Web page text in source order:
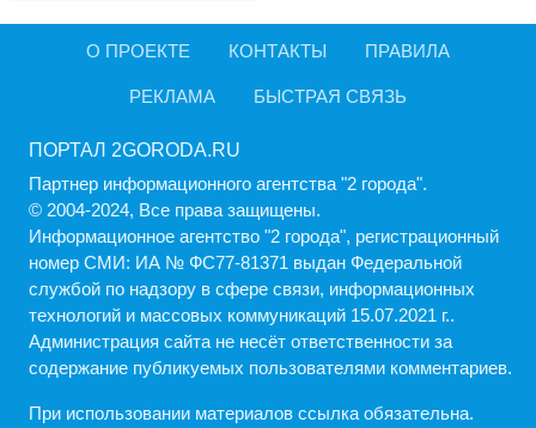
О ПРОЕКТЕ КОНТАКТЫ ПРАВИЛА
РЕКЛАМА БЫСТРАЯ СВЯЗЬ
ПОРТАЛ 2GORODA.RU
Партнер информационного агентства "2 города".
© 2004-2024, Все права защищены.
Информационное агентство "2 города", регистрационный
номер СМИ: ИА № ФС77-81371 выдан Федеральной
службой по надзору в сфере связи, информационных
технологий и массовых коммуникаций 15.07.2021 г..
Администрация cайта не несёт ответственности за
содержание публикуемых пользователями комментариев.
При использовании материалов ссылка обязательна.